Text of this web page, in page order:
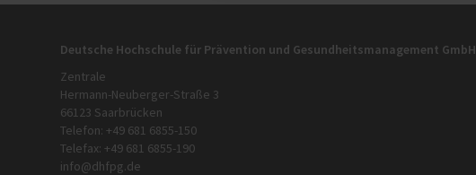
Deutsche Hochschule für Prävention und Gesundheitsmanagement GmbH
Zentrale
Hermann-Neuberger-Straße 3
66123 Saarbrücken
Telefon: +49 681 6855-150
Telefax: +49 681 6855-190
info@dhfpg.de